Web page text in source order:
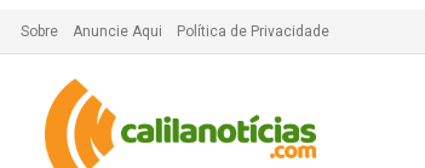
Sobre Anuncie Aqui Política de Privacidade